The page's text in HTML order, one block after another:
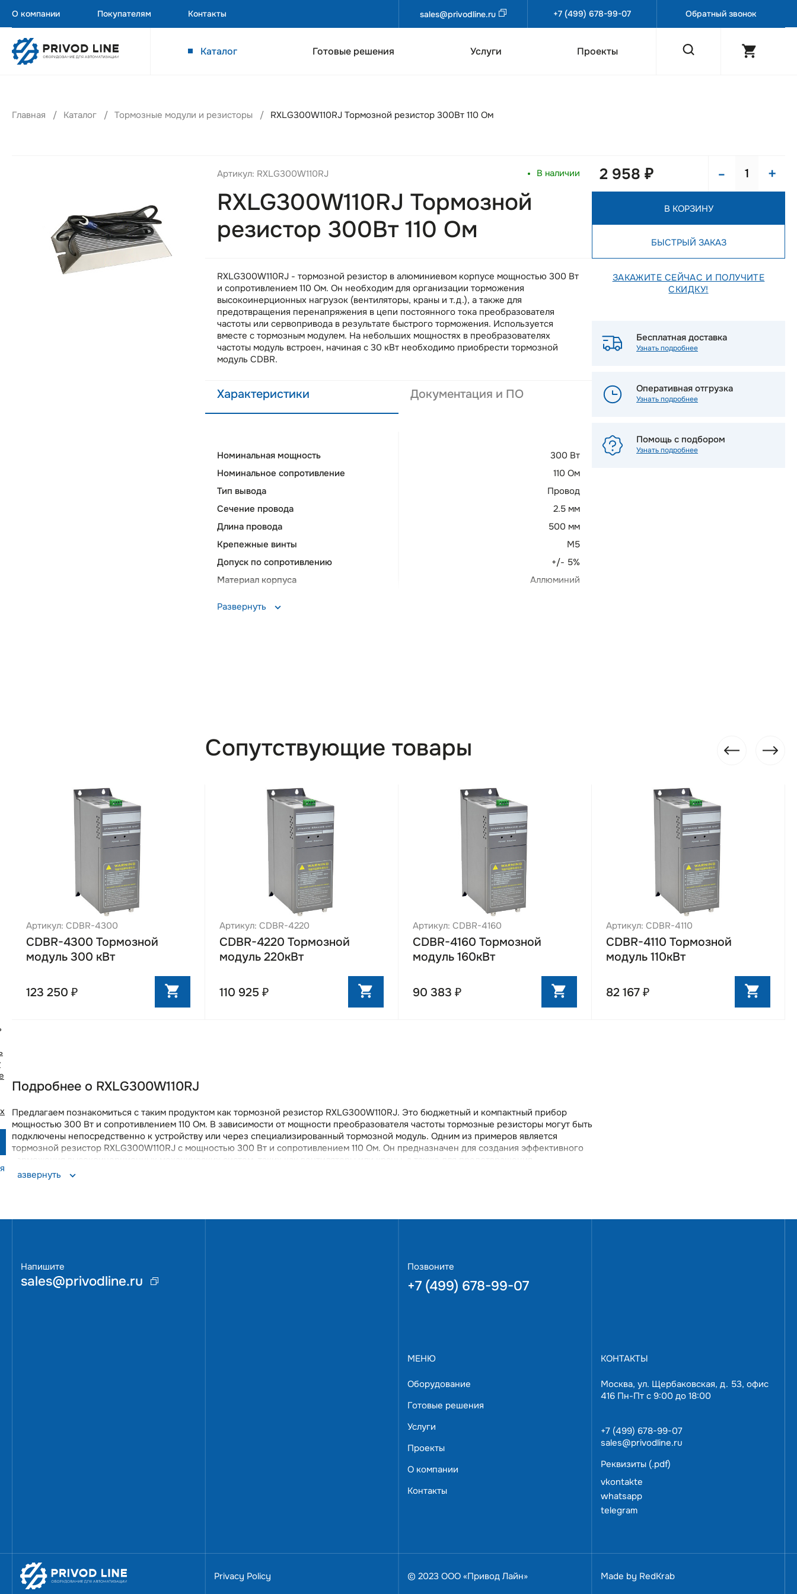
О компании Покупателям Контакты sales@privodline.ru +7 (499) 678-99-07 Обратный звонок
Каталог Готовые решения Услуги Проекты
Главная Каталог Тормозные модули и резисторы RXLG300W110RJ Тормозной резистор 300Вт 110 Ом
Артикул: RXLG300W110RJ В наличии
RXLG300W110RJ Тормозной
резистор 300Вт 110 Ом
RXLG300W110RJ - тормозной резистор в алюминиевом корпусе мощностью 300 Вт
и сопротивлением 110 Ом. Он необходим для организации торможения
высокоинерционных нагрузок (вентиляторы, краны и т.д.), а также для
предотвращения перенапряжения в цепи постоянного тока преобразователя
частоты или сервопривода в результате быстрого торможения. Используется
вместе с тормозным модулем. На небольших мощностях в преобразователях
частоты модуль встроен, начиная с 30 кВт необходимо приобрести тормозной
модуль CDBR.
Характеристики Документация и ПО
Номинальная мощность
300 Вт
Номинальное сопротивление
110 Ом
Тип вывода
Провод
Сечение провода
2.5 мм
Длина провода
500 мм
Крепежные винты
М5
Допуск по сопротивлению
+/- 5%
Материал корпуса
Аллюминий
Развернуть
2 958 ₽ - +
В КОРЗИНУ
БЫСТРЫЙ ЗАКАЗ
ЗАКАЖИТЕ СЕЙЧАС И ПОЛУЧИТЕ
СКИДКУ!
Бесплатная доставка
Узнать подробнее
Оперативная отгрузка
Узнать подробнее
Помощь с подбором
Узнать подробнее
Сопутствующие товары
Артикул: CDBR-4300
CDBR-4300 Тормозной
модуль 300 кВт
123 250 ₽
Артикул: CDBR-4220
CDBR-4220 Тормозной
модуль 220кВт
110 925 ₽
Артикул: CDBR-4160
CDBR-4160 Тормозной
модуль 160кВт
90 383 ₽
Артикул: CDBR-4110
CDBR-4110 Тормозной
модуль 110кВт
82 167 ₽
Подробнее о RXLG300W110RJ
Предлагаем познакомиться с таким продуктом как тормозной резистор RXLG300W110RJ. Это бюджетный и компактный прибор
мощностью 300 Вт и сопротивлением 110 Ом. В зависимости от мощности преобразователя частоты тормозные резисторы могут быть
подключены непосредственно к устройству или через специализированный тормозной модуль. Одним из примеров является
тормозной резистор RXLG300W110RJ с мощностью 300 Вт и сопротивлением 110 Ом. Он предназначен для создания эффективного
перенапряжения в цепи постоянного тока преобразователя частоты или сервопривода во время быстрого
торможения.Использование тормозных резисторов способствует повышению безопасности и долговечности оборудования,
поддерживается на складе в Москве, что позволит оперативно решить любые возникающие вопросы.
Развернуть
За 15 минут разберемся с задачами, предложим варианты решения.
Ценим ваше время — подберем и доставим в пределах Москвы
Звоните:
+7 (499) 678-99-07
или закажите консультацию
Напишите
sales@privodline.ru
Позвоните
+7 (499) 678-99-07
МЕНЮ
Оборудование
Готовые решения
Услуги
Проекты
О компании
Контакты
КОНТАКТЫ
Москва, ул. Щербаковская, д. 53, офис
416 Пн-Пт с 9:00 до 18:00
+7 (499) 678-99-07
sales@privodline.ru
Реквизиты (.pdf)
vkontakte
whatsapp
telegram
Privacy Policy © 2023 ООО «Привод Лайн» Made by RedKrab